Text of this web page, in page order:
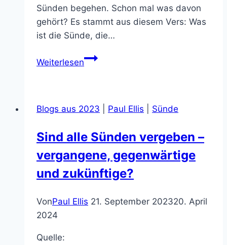
Sünden begehen. Schon mal was davon
gehört? Es stammt aus diesem Vers: Was
ist die Sünde, die…
WeiterlesenWas
die
Tod
führt?
Blogs aus 2023 Paul Ellis Sünde
Sind alle Sünden vergeben –
vergangene, gegenwärtige
und zukünftige?
VonPaul Ellis 21. September 202320. April
2024
Quelle: